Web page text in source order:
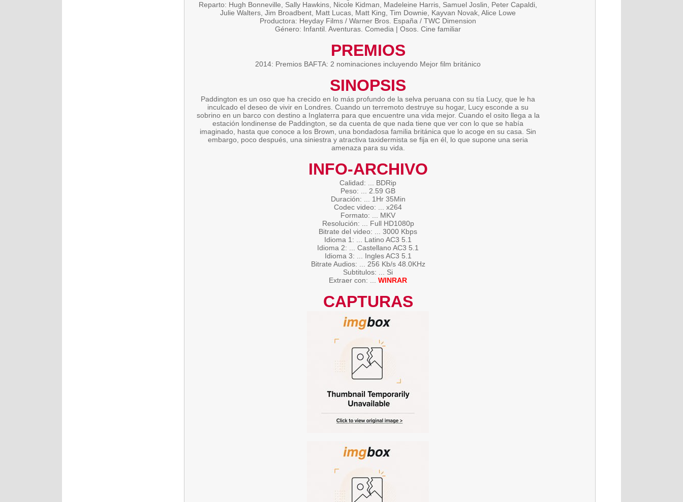
Reparto: Hugh Bonneville, Sally Hawkins, Nicole Kidman, Madeleine Harris, Samuel Joslin, Peter Capaldi,
Julie Walters, Jim Broadbent, Matt Lucas, Matt King, Tim Downie, Kayvan Novak, Alice Lowe
Productora: Heyday Films / Warner Bros. España / TWC Dimension
Género: Infantil. Aventuras. Comedia | Osos. Cine familiar
PREMIOS
2014: Premios BAFTA: 2 nominaciones incluyendo Mejor film británico
SINOPSIS
Paddington es un oso que ha crecido en lo más profundo de la selva peruana con su tía Lucy, que le ha
inculcado el deseo de vivir en Londres. Cuando un terremoto destruye su hogar, Lucy esconde a su
sobrino en un barco con destino a Inglaterra para que encuentre una vida mejor. Cuando el osito llega a la
estación londinense de Paddington, se da cuenta de que nada tiene que ver con lo que se había
imaginado, hasta que conoce a los Brown, una bondadosa familia británica que lo acoge en su casa. Sin
embargo, poco después, una siniestra y atractiva taxidermista se fija en él, lo que supone una seria
amenaza para su vida.
INFO-ARCHIVO
Calidad: ... BDRip
Peso: ... 2.59 GB
Duración: ... 1Hr 35Min
Codec video: ... x264
Formato: ... MKV
Resolución: ... Full HD1080p
Bitrate del video: ... 3000 Kbps
Idioma 1: ... Latino AC3 5.1
Idioma 2: ... Castellano AC3 5.1
Idioma 3: ... Ingles AC3 5.1
Bitrate Audios: ... 256 Kb/s 48.0KHz
Subtitulos: ... Si
Extraer con: ... WINRAR
CAPTURAS